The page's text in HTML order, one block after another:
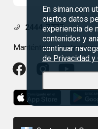
En siman.com
ciertos datos
experiencia de
contenidos y
continuar
de Privacidad y
2444-7777
Manténte en contacto